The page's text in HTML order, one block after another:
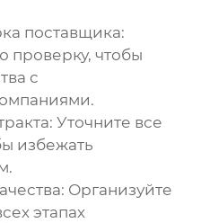
поставщика:
проверку, чтобы
с
Уточните все
избежать
Организуйте
этапах